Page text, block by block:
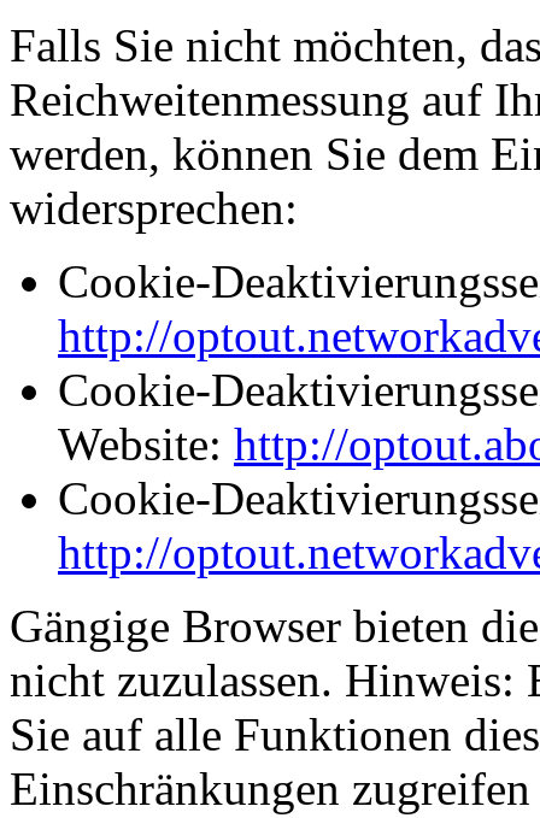
Falls Sie nicht möchten,
Reichweitenmessung auf
werden, können Sie dem
widersprechen:
Cookie-
http://
Cookie-
Website: http://
Cookie-
http://
Gängige Browser bieten
nicht zuzulassen. Hinweis:
Sie auf alle Funktionen
Einschränkungen